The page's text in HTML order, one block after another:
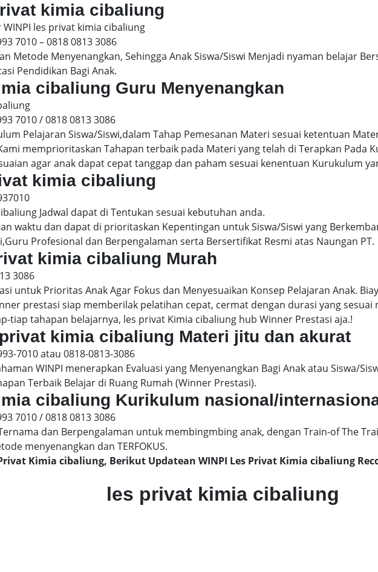
kimia cibaliung
les privat kimia cibaliung
7010 – 0818 0813 3086
Metode Menyenangkan, Sehingga Anak Siswa/Siswi Menjadi nyaman belajar
Pendidikan Bagi Anak.
cibaliung Guru Menyenangkan
7010 / 0818 0813 3086
Pelajaran Siswa/Siswi,dalam Tahap Pemesanan Materi sesuai ketentuan
memprioritaskan Tahapan terbaik pada Materi yang telah di Terapkan Pada
agar anak dapat cepat tanggap dan paham sesuai kenentuan Kurukulum
kimia cibaliung
Jadwal dapat di Tentukan sesuai kebutuhan anda.
waktu dan dapat di prioritaskan Kepentingan untuk Siswa/Siswi yang
Profesional dan Berpengalaman serta Bersertifikat Resmi atas Naungan PT.
kimia cibaliung Murah
3086
untuk Prioritas Anak Agar Fokus dan Menyesuaikan Konsep Pelajaran Anak.
prestasi siap memberilak pelatihan cepat, cermat dengan durasi yang sesuai
tiap tahapan belajarnya, les privat Kimia cibaliung hub Winner Prestasi aja.!
kimia cibaliung Materi jitu dan akurat
7010 atau 0818-0813-3086
WINPI menerapkan Evaluasi yang Menyenangkan Bagi Anak atau Siswa/
Terbaik Belajar di Ruang Rumah (Winner Prestasi).
cibaliung Kurikulum nasional/
7010 / 0818 0813 3086
dan Berpengalaman untuk membingmbing anak, dengan Train-of The
menyenangkan dan TERFOKUS.
Kimia cibaliung, Berikut Updatean WINPI Les Privat Kimia cibaliung
les privat kimia cibaliung